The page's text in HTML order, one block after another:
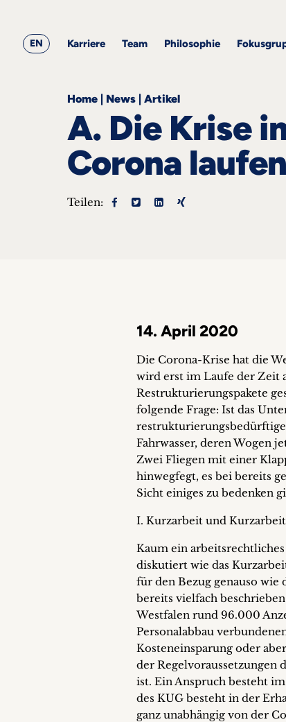
EN Karriere Team Philosophie
Philosophie
Home | News | Artikel
A. Die Krise
Corona
Teilen:
14. April 2020
Die Corona-Krise hat die
wird erst im Laufe der Zeit
Restrukturierungspakete
folgende Frage: Ist das
Fahrwasser, deren Wogen
Zwei Fliegen mit einer
hinwegfegt, es bei bereits
Sicht einiges zu bedenken
I. Kurzarbeit und
Kaum ein
diskutiert wie das
für den Bezug genauso wie
bereits vielfach
Westfalen rund 96.000
Personalabbau
Kosteneinsparung oder
der Regelvoraussetzungen
ist. Ein Anspruch besteht
des KUG besteht in der
ganz unabhängig von der